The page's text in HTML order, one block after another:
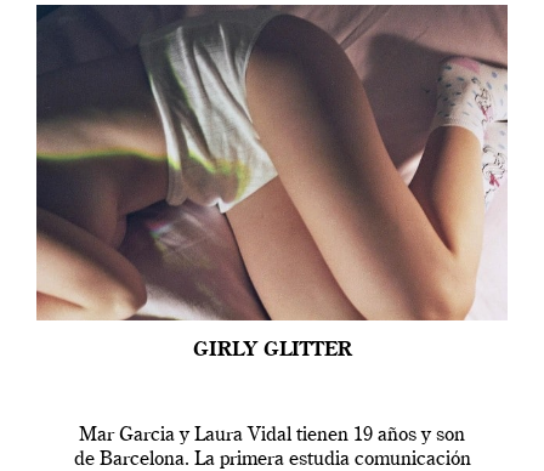
GIRLY GLITTER
Mar Garcia y Laura Vidal tienen 19 años y son
de Barcelona. La primera estudia comunicación